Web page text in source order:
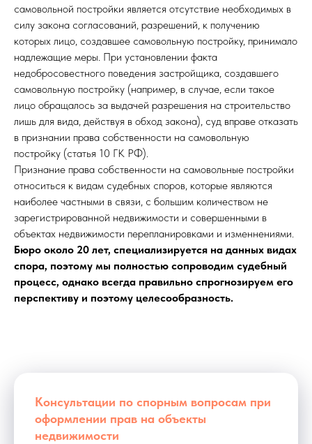
самовольной постройки является отсутствие необходимых в
силу закона согласований, разрешений, к получению
которых лицо, создавшее самовольную постройку, принимало
надлежащие меры. При установлении факта
недобросовестного поведения застройщика, создавшего
самовольную постройку (например, в случае, если такое
лицо обращалось за выдачей разрешения на строительство
лишь для вида, действуя в обход закона), суд вправе отказать
в признании права собственности на самовольную
постройку (статья 10 ГК РФ).
Признание права собственности на самовольные постройки
относиться к видам судебных споров, которые являются
наиболее частными в связи, с большим количеством не
зарегистрированной недвижимости и совершенными в
объектах недвижимости перепланировками и изменнениями.
Бюро около 20 лет, специализируется на данных видах
спора, поэтому мы полностью сопроводим судебный
процесс, однако всегда правильно спрогнозируем его
перспективу и поэтому целесообразность.
Консультации по спорным вопросам при
оформлении прав на объекты
недвижимости